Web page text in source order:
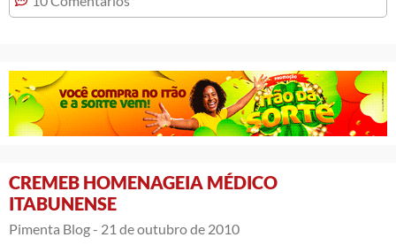
CREMEB HOMENAGEIA MÉDICO
ITABUNENSE
Pimenta Blog - 21 de outubro de 2010